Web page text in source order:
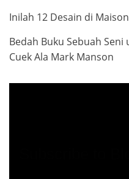
Inilah 12 Desain di
Bedah Buku Sebuah
Cuek Ala Mark Manson